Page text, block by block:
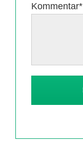
Pflichtfeld
Kommentar*